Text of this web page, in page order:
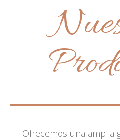
Ofrecemos una amplia